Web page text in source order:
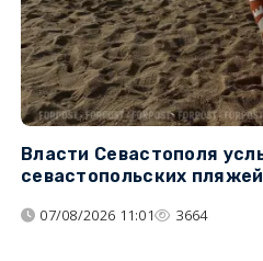
Власти Севастополя
севастопольских пляжей
07/08/2026 11:01 3664